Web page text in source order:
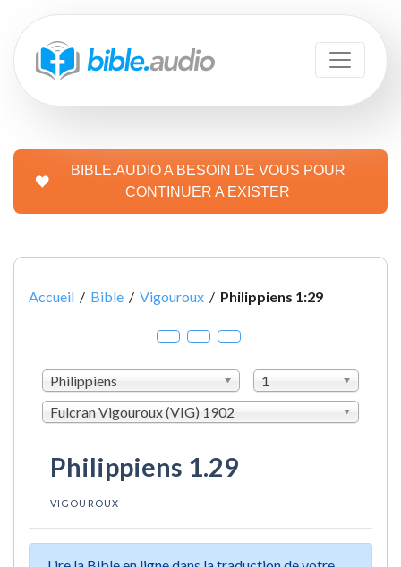
BIBLE.AUDIO A BESOIN DE VOUS POUR
CONTINUER A EXISTER
Accueil / Bible / Vigouroux / Philippiens 1:29
Philippiens
1
Fulcran Vigouroux (VIG) 1902
Philippiens 1.29
VIGOUROUX